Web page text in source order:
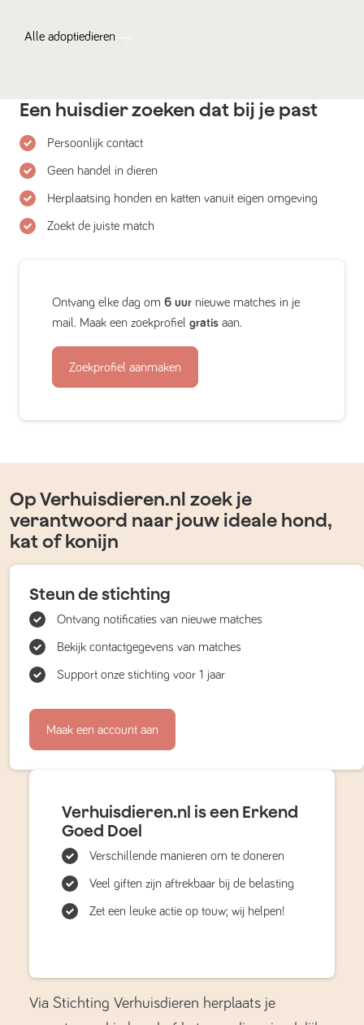
Alle adoptiedieren
Een huisdier zoeken dat bij je past
Persoonlijk contact
Geen handel in dieren
Herplaatsing honden en katten vanuit eigen omgeving
Zoekt de juiste match
Ontvang elke dag om 6 uur nieuwe matches in je
mail. Maak een zoekprofiel gratis aan.
Zoekprofiel aanmaken
Op Verhuisdieren.nl zoek je
verantwoord naar jouw ideale hond,
kat of konijn
Steun de stichting
Ontvang notificaties van nieuwe matches
Bekijk contactgegevens van matches
Support onze stichting voor 1 jaar
Maak een account aan
Verhuisdieren.nl is een Erkend
Goed Doel
Verschillende manieren om te doneren
Veel giften zijn aftrekbaar bij de belasting
Zet een leuke actie op touw; wij helpen!
Via Stichting Verhuisdieren herplaats je